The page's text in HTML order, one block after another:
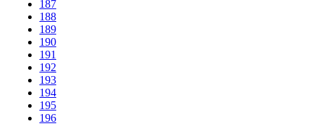
187
188
189
190
191
192
193
194
195
196